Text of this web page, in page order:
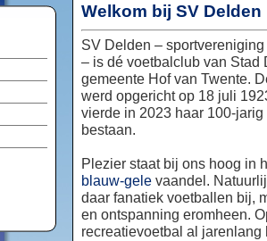
Welkom bij SV Delden
SV Delden –
– is dé voetbalclub van Stad
gemeente Hof van Twente.
werd opgericht op 18 juli
vierde in 2023 haar 100-jarig
bestaan.
Plezier staat bij ons hoog in
blauw-gele vaandel.
daar fanatiek voetballen bij,
en ontspanning eromheen.
recreatievoetbal al jarenlang